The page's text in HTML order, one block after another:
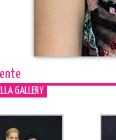
GALLERY